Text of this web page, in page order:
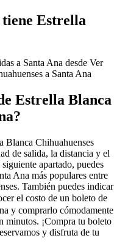
tiene Estrella
a Santa Ana desde Ver
a Santa Ana
Estrella Blanca
Blanca Chihuahuenses
de salida, la distancia y el
apartado, puedes
Ana más populares entre
También puedes indicar
el costo de un boleto de
y comprarlo cómodamente
minutos. ¡Compra tu boleto
y disfruta de tu